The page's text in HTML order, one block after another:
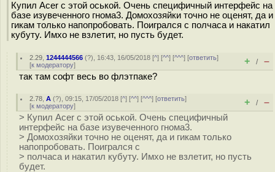
Купил Acer с этой оськой. Очень специфичный интерфейс на
базе изувеченного гнома3. Домохозяйки точно не оценят, да и
гикам только напопробовать. Поигрался с полчаса и накатил
кубуту. Имхо не взлетит, но пусть будет.
2.29 ,1244444566 (?), 16:43, 16/05/2018 [^] [^^] [^^^] [ответить]
[к модератору] + / –
так там софт весь во флэтпаке?
2.78 ,A (?), 09:15, 17/05/2018 [^] [^^] [^^^] [ответить]
[к модератору] + / –
> Купил Acer с этой оськой. Очень специфичный
интерфейс на базе изувеченного гнома3.
> Домохозяйки точно не оценят, да и гикам только
напопробовать. Поигрался с
> полчаса и накатил кубуту. Имхо не взлетит, но пусть
будет.